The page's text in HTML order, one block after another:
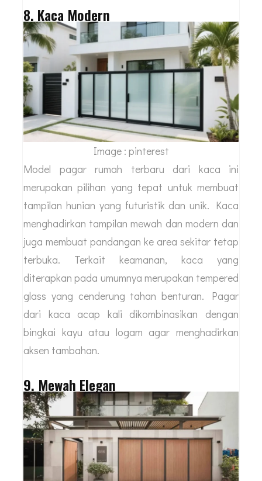
8. Kaca Modern
Image : pinterest
Model pagar rumah terbaru dari kaca ini
merupakan pilihan yang tepat untuk membuat
tampilan hunian yang futuristik dan unik. Kaca
menghadirkan tampilan mewah dan modern dan
juga membuat pandangan ke area sekitar tetap
terbuka. Terkait keamanan, kaca yang
diterapkan pada umumnya merupakan tempered
glass yang cenderung tahan benturan. Pagar
dari kaca acap kali dikombinasikan dengan
bingkai kayu atau logam agar menghadirkan
aksen tambahan.
9. Mewah Elegan